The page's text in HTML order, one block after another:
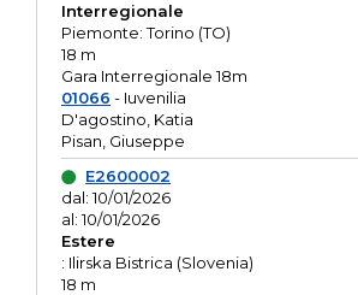
Interregionale
Piemonte: Torino (TO)
18 m
Gara Interregionale 18m
01066 - Iuvenilia
D'agostino, Katia
Pisan, Giuseppe
E2600002
dal: 10/01/2026
al: 10/01/2026
Estere
: Ilirska Bistrica (Slovenia)
18 m